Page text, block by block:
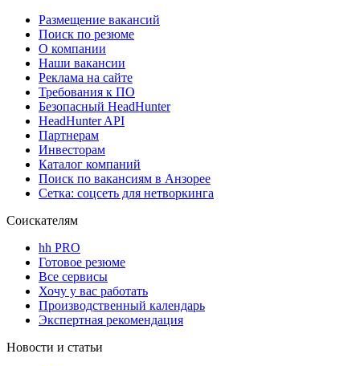
Размещение вакансий
Поиск по резюме
О компании
Наши вакансии
Реклама на сайте
Требования к ПО
Безопасный HeadHunter
HeadHunter API
Партнерам
Инвесторам
Каталог компаний
Поиск по вакансиям в Анзорее
Сетка: соцсеть для нетворкинга
Соискателям
hh PRO
Готовое резюме
Все сервисы
Хочу у вас работать
Производственный календарь
Экспертная рекомендация
Новости и статьи